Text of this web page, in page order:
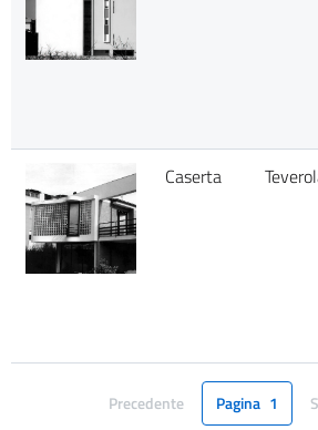
Caserta
Pagina
Precedente Pagina 1